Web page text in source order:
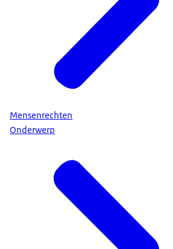
Mensenrechten
Onderwerp